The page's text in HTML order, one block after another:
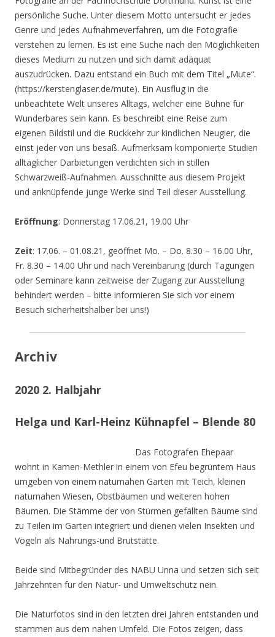
persönliche Suche. Unter diesem Motto untersucht er jedes
Genre und jedes Aufnahmeverfahren, um die Fotografie
verstehen zu lernen. Es ist eine Suche nach den Möglichkeiten
dieses Medium zu nutzen und sich damit adäquat
auszudrücken. Dazu entstand ein Buch mit dem Titel „Mute“.
(https://kerstenglaser.de/mute). Ein Ausflug in die
unbeachtete Welt unseres Alltags, welcher eine Bühne für
Wunderbares sein kann. Es beschreibt eine Reise zum
eigenen Bildstil und die Rückkehr zur kindlichen Neugier, die
einst jeder von uns besaß. Aufmerksam komponierte Studien
alltäglicher Darbietungen verdichten sich in stillen
Schwarzweiß-Aufnahmen. Ausschnitte aus diesem Projekt
und anknüpfende junge Werke sind Teil dieser Ausstellung.
Eröffnung: Donnerstag 17.06.21, 19.00 Uhr
Zeit: 17.06. – 01.08.21, geöffnet Mo. – Do. 8.30 – 16.00 Uhr,
Fr. 8.30 – 14.00 Uhr und nach Vereinbarung (durch Tagungen
oder Seminare kann zeitweise der Zugang zur Ausstellung
behindert werden – bitte informieren Sie sich vor einem
Besuch sicherheitshalber bei uns!)
Archiv
2020 2. Halbjahr
Helga und Karl-Heinz Kühnapfel – Blende 80
Das Fotografen Ehepaar
wohnt in Kamen-Methler in einem von Efeu begrüntem Haus
umgeben von einem naturnahen Garten mit Teich, kleinen
naturnahen Wiesen, Obstbäumen und weiteren hohen
Bäumen. Die Stämme der von Stürmen gefällten Bäume sind
zu Teilen im Garten integriert und dienen vielen Insekten und
Vögeln als Nahrungs-und Brutstätte.
Beide sind Mitbegründer des NABU Unna und setzen sich seit
Jahrzehnten für den Natur- und Umweltschutz nein.
Die Naturfotos sind in den letzten drei Jahren entstanden und
stammen aus dem nahen Umfeld. Die Fotos zeigen, dass